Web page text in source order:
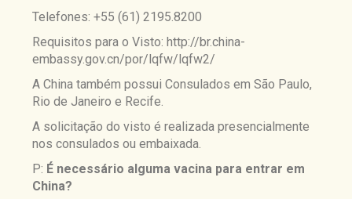
Telefones: +55 (61) 2195.8200
Requisitos para o Visto: http://br.china-
embassy.gov.cn/por/lqfw/lqfw2/
A China também possui Consulados em São Paulo,
Rio de Janeiro e Recife.
A solicitação do visto é realizada presencialmente
nos consulados ou embaixada.
P: É necessário alguma vacina para entrar em
China?